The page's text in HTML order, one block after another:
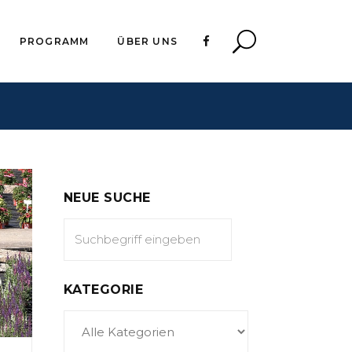
PROGRAMM ÜBER UNS
NEUE SUCHE
KATEGORIE